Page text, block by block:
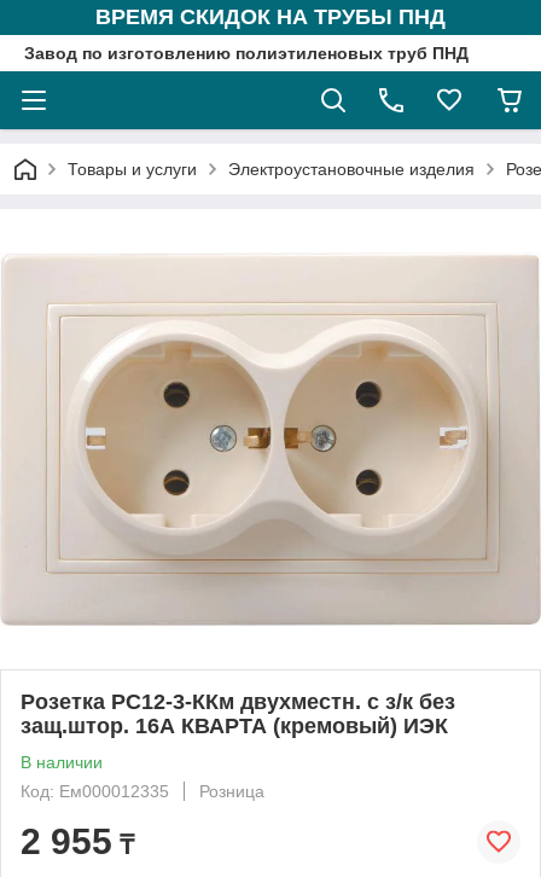
ВРЕМЯ СКИДОК НА ТРУБЫ ПНД
Завод по изготовлению полиэтиленовых труб ПНД
Товары и услуги Электроустановочные изделия
Розетка РС12-3-ККм двухместн. с з/к без
защ.штор. 16А КВАРТА (кремовый) ИЭК
В наличии
Код: Ем000012335
Розница
2 955 ₸